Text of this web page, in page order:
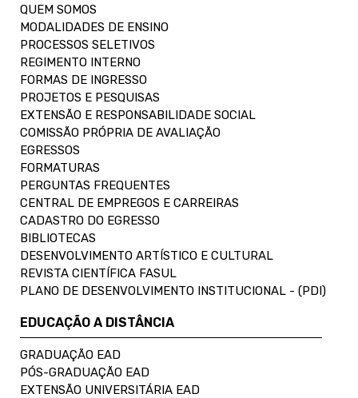
QUEM SOMOS
MODALIDADES DE ENSINO
PROCESSOS SELETIVOS
REGIMENTO INTERNO
FORMAS DE INGRESSO
PROJETOS E PESQUISAS
EXTENSÃO E RESPONSABILIDADE SOCIAL
COMISSÃO PRÓPRIA DE AVALIAÇÃO
EGRESSOS
FORMATURAS
PERGUNTAS FREQUENTES
CENTRAL DE EMPREGOS E CARREIRAS
CADASTRO DO EGRESSO
BIBLIOTECAS
DESENVOLVIMENTO ARTÍSTICO E CULTURAL
REVISTA CIENTÍFICA FASUL
PLANO DE DESENVOLVIMENTO INSTITUCIONAL - (PDI)
EDUCAÇÃO A DISTÂNCIA
GRADUAÇÃO EAD
PÓS-GRADUAÇÃO EAD
EXTENSÃO UNIVERSITÁRIA EAD